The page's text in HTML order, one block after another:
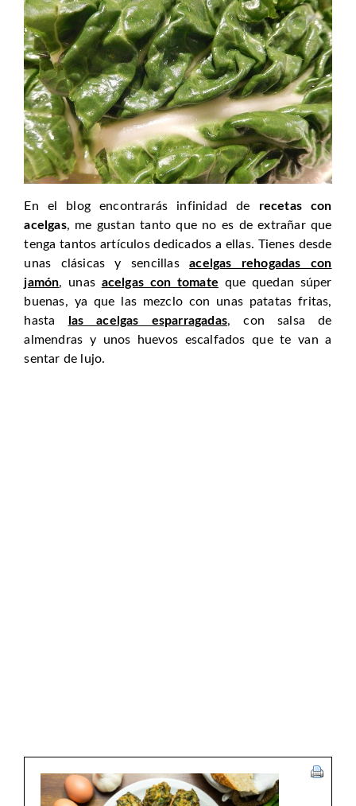
En el blog encontrarás infinidad de recetas con
acelgas, me gustan tanto que no es de extrañar que
tenga tantos artículos dedicados a ellas. Tienes desde
unas clásicas y sencillasacelgas rehogadas con
jamón, unas acelgas con tomate que quedan súper
buenas, ya que las mezclo con unas patatas fritas,
hasta
las acelgas esparragadas, con salsa de
almendras y unos huevos escalfados que te van a
sentar de lujo.